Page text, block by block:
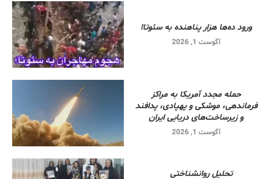
ورود ده‌ها هزار پناهنده به سئوتا!
آگوست 1, 2026
حمله مجدد آمریکا به مراکز
فرماندهی، موشکی و پهپادی، پدافند
و زیرساخت‌های دریایی ایران
آگوست 1, 2026
تحلیل روانشناختی